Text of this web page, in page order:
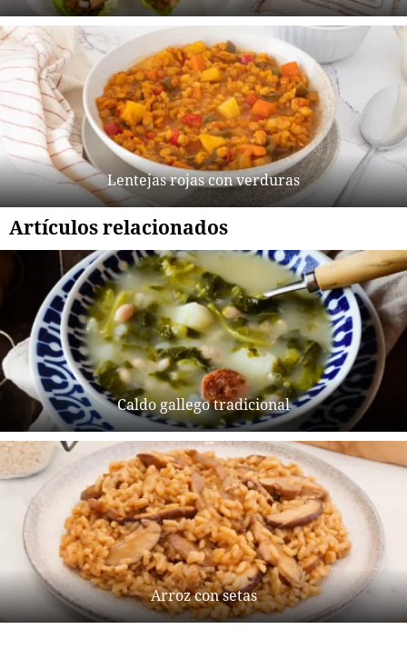
Lentejas rojas con verduras
Artículos relacionados
Caldo gallego tradicional
Arroz con setas